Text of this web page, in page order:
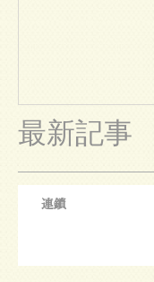
最新記事
連鎖